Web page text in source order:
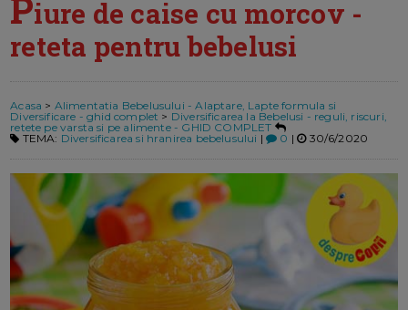
iure de caise cu morcov -
reteta pentru bebelusi
Acasa > Alimentatia Bebelusului - Alaptare, Lapte formula si
Diversificare - ghid complet > Diversificarea la Bebelusi - reguli, riscuri,
retete pe varsta si pe alimente - GHID COMPLET
TEMA: Diversificarea si hranirea bebelusului | 0 | 30/6/2020